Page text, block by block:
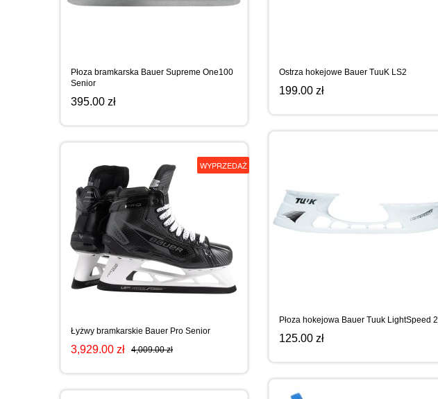
Płoza bramkarska Bauer Supreme One100
Senior
395.00 zł
Ostrza hokejowe Bauer TuuK LS2
199.00 zł
Płoza hokejowa Bauer Tuuk LightSpeed 2
125.00 zł
WYPRZEDAŻ
Łyżwy bramkarskie Bauer Pro Senior
3,929.00 zł 4,009.00 zł